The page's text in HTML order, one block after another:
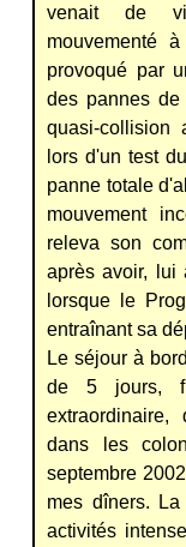
venait de
mouvementé
provoqué par
des pannes de
quasi-collision
lors d'un test
panne totale
mouvement
releva son
après avoir, lui
lorsque le
entraînant sa
Le séjour à
de 5 jours,
extraordinaire,
dans les
septembre
mes dîners.
activités